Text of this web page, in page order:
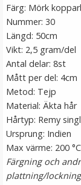
Färg: Mörk
Nummer: 30
Längd: 50cm
Vikt: 2,5 gram/del
Antal delar: 8st
Mått per del: 4cm
Metod: Tejp
Material: Äkta hår
Hårtyp: Remy
Ursprung: Indien
Max värme: 200 °C
Färgning och
plattning/